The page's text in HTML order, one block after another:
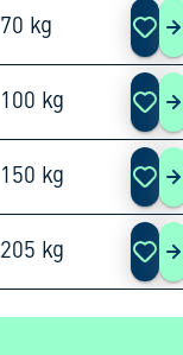
70 kg 7
100 kg 7
150 kg 7
205 kg 7